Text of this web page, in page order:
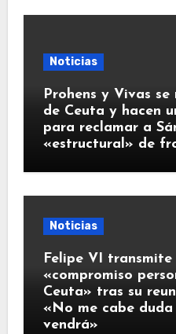
Noticias
Prohens y Vivas
de Ceuta y hacen
para reclamar a
«estructural» de
Noticias
Felipe VI transmite
«compromiso
Ceuta» tras su
«No me cabe
vendrá»